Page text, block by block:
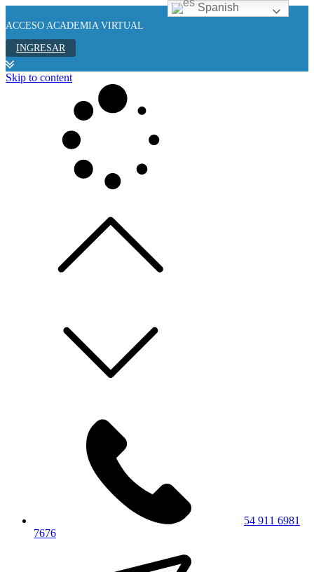
ACCESO ACADEMIA VIRTUAL
INGRESAR
Skip to content
54 911 6981
7676
Spanish